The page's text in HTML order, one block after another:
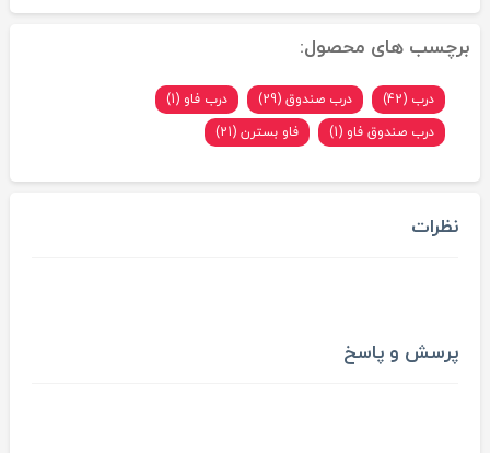
برچسب های محصول:
درب (42) درب صندوق (29)
درب فاو (1)
درب صندوق فاو (1)
فاو بسترن (21)
نظرات
پرسش و پاسخ